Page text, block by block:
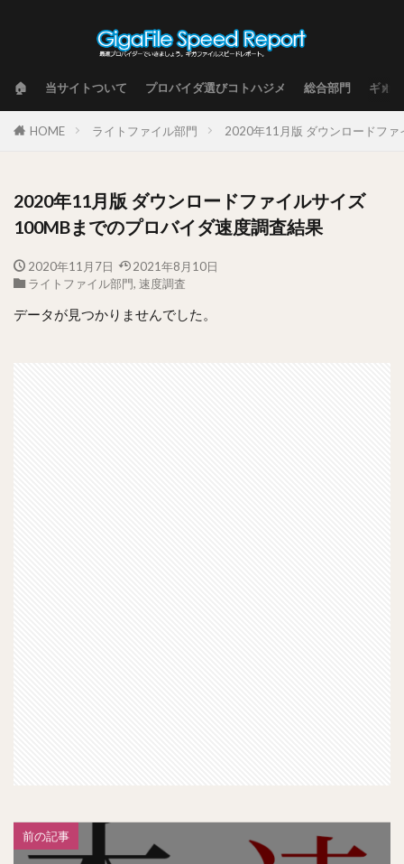
🏠 当サイトついて プロバイダ選びコトハジメ 総合部門 ギガ
HOME ライトファイル部門 2020年11月版 ダウンロードフ
2020年11月版 ダウンロードファイルサイズ
100MBまでのプロバイダ速度調査結果
2020年11月7日
2021年8月10日
ライトファイル部門, 速度調査
データが見つかりませんでした。
前の記事